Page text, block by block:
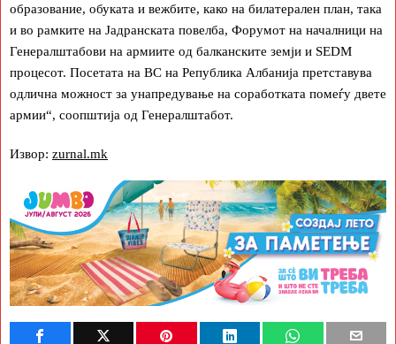
образование, обуката и вежбите, како на билатерален план, така
и во рамките на Јадранската повелба, Форумот на началници на
Генералштабови на армиите од балканските земји и SEDM
процесот. Посетата на ВС на Република Албанија претставува
одлична можност за унапредување на соработката помеѓу двете
армии“, соопштија од Генералштабот.
Извор: zurnal.mk